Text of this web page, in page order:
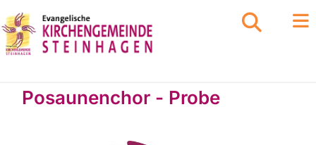
Posaunenchor - Probe